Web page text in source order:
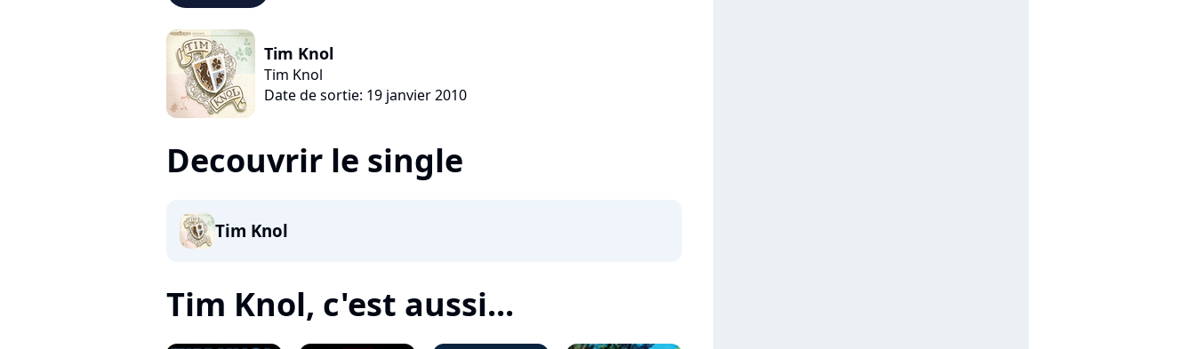
Tim Knol
Tim Knol
Date de sortie: 19 janvier 2010
Decouvrir le single
Tim Knol
Tim Knol, c'est aussi...